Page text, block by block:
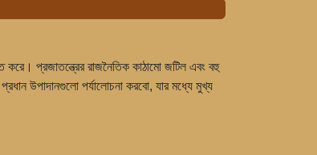
প্রজাতন্ত্রের রাজনৈতিক কাঠামো জটিল এবং বহু
উপাদানগুলো পর্যালোচনা করবো, যার মধ্যে মুখ্য